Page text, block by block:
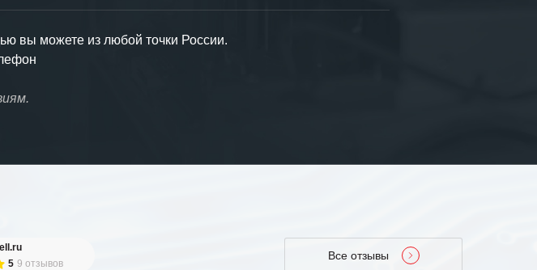
вы можете из любой точки России.
5 9 отзывов
Все отзывы